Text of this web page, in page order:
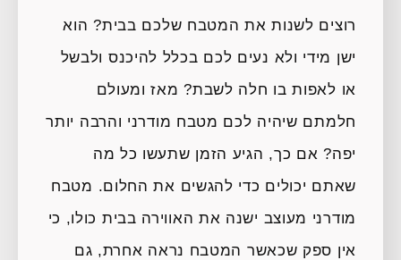
רוצים לשנות את המטבח שלכם בבית? הוא
ישן מידי ולא נעים לכם בכלל להיכנס ולבשל
או לאפות בו חלה לשבת? מאז ומעולם
חלמתם שיהיה לכם מטבח מודרני והרבה יותר
יפה? אם כך, הגיע הזמן שתעשו כל מה
שאתם יכולים כדי להגשים את החלום. מטבח
מודרני מעוצב ישנה את האווירה בבית כולו, כי
אין ספק שכאשר המטבח נראה אחרת, גם